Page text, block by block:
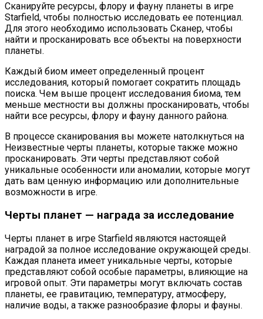
Сканируйте ресурсы, флору и фауну планеты в игре
Starfield, чтобы полностью исследовать ее потенциал.
Для этого необходимо использовать Сканер, чтобы
найти и просканировать все объекты на поверхности
планеты.
Каждый биом имеет определенный процент
исследования, который помогает сократить площадь
поиска. Чем выше процент исследования биома, тем
меньше местности вы должны просканировать, чтобы
найти все ресурсы, флору и фауну данного района.
В процессе сканирования вы можете натолкнуться на
Неизвестные черты планеты, которые также можно
просканировать. Эти черты представляют собой
уникальные особенности или аномалии, которые могут
дать вам ценную информацию или дополнительные
возможности в игре.
Черты планет — награда за исследование
Черты планет в игре Starfield являются настоящей
наградой за полное исследование окружающей среды.
Каждая планета имеет уникальные черты, которые
представляют собой особые параметры, влияющие на
игровой опыт. Эти параметры могут включать состав
планеты, ее гравитацию, температуру, атмосферу,
наличие воды, а также разнообразие флоры и фауны.